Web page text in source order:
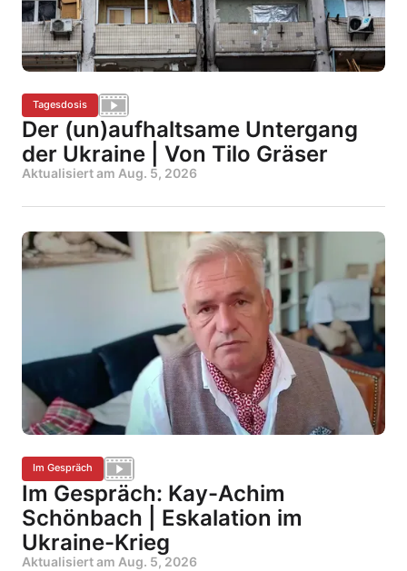
Tagesdosis
Der (un)aufhaltsame Untergang
der Ukraine | Von Tilo Gräser
Aktualisiert am Aug. 5, 2026
Im Gespräch
Im Gespräch: Kay-Achim
Schönbach | Eskalation im
Ukraine-Krieg
Aktualisiert am Aug. 5, 2026